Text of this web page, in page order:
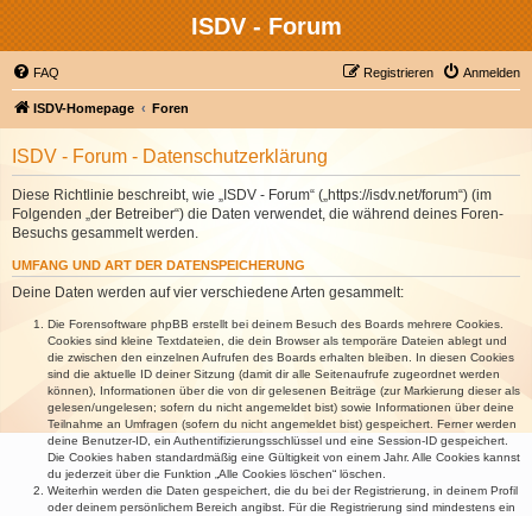
ISDV - Forum
FAQ Anmelden
Registrieren
ISDV-Homepage Foren
ISDV - Forum - Datenschutzerklärung
Diese Richtlinie beschreibt, wie „ISDV - Forum“ („https://isdv.net/forum“) (im
Folgenden „der Betreiber“) die Daten verwendet, die während deines Foren-
Besuchs gesammelt werden.
UMFANG UND ART DER DATENSPEICHERUNG
Deine Daten werden auf vier verschiedene Arten gesammelt:
Die Forensoftware phpBB erstellt bei deinem Besuch des Boards mehrere Cookies.
Cookies sind kleine Textdateien, die dein Browser als temporäre Dateien ablegt und
die zwischen den einzelnen Aufrufen des Boards erhalten bleiben. In diesen Cookies
sind die aktuelle ID deiner Sitzung (damit dir alle Seitenaufrufe zugeordnet werden
können), Informationen über die von dir gelesenen Beiträge (zur Markierung dieser als
gelesen/ungelesen; sofern du nicht angemeldet bist) sowie Informationen über deine
Teilnahme an Umfragen (sofern du nicht angemeldet bist) gespeichert. Ferner werden
deine Benutzer-ID, ein Authentifizierungsschlüssel und eine Session-ID gespeichert.
Die Cookies haben standardmäßig eine Gültigkeit von einem Jahr. Alle Cookies kannst
du jederzeit über die Funktion „Alle Cookies löschen“ löschen.
Weiterhin werden die Daten gespeichert, die du bei der Registrierung, in deinem Profil
oder deinem persönlichem Bereich angibst. Für die Registrierung sind mindestens ein